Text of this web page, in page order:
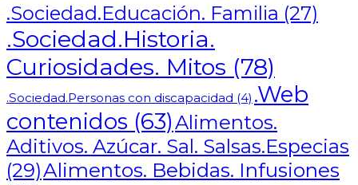
.Sociedad.Educación. Familia (27)
.Sociedad.Historia.
Curiosidades. Mitos (78)
.Sociedad.Personas con discapacidad (4) .Web
contenidos (63)Alimentos.
Aditivos. Azúcar. Sal. Salsas.Especias
(29)Alimentos. Bebidas. Infusiones